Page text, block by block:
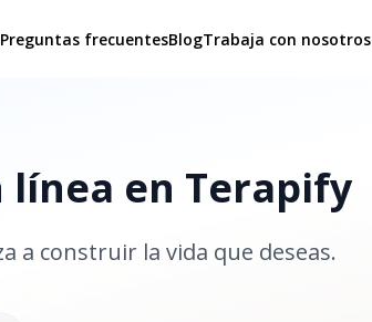
Preguntas frecuentesBlogTrabaja con nosotros
línea en Terapify
a construir la vida que deseas.